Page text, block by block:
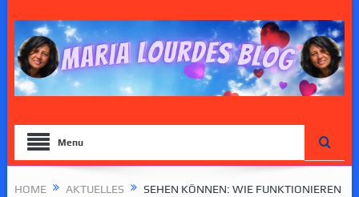
Menu
HOME AKTUELLES
SEHEN KÖNNEN: WIE FUNKTIONIEREN